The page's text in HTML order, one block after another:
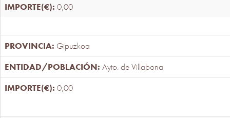
0,00
Gipuzkoa
Ayto. de Villabona
0,00